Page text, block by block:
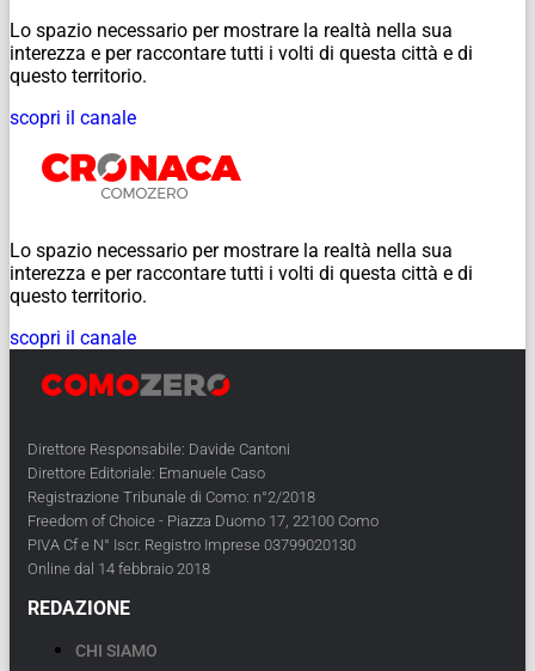
Lo spazio necessario per mostrare la realtà nella sua
interezza e per raccontare tutti i volti di questa città e di
questo territorio.
scopri il canale
Lo spazio necessario per mostrare la realtà nella sua
interezza e per raccontare tutti i volti di questa città e di
questo territorio.
scopri il canale
Direttore Responsabile: Davide Cantoni
Direttore Editoriale: Emanuele Caso
Registrazione Tribunale di Como: n°2/2018
Freedom of Choice - Piazza Duomo 17, 22100 Como
PIVA Cf e N° Iscr. Registro Imprese 03799020130
Online dal 14 febbraio 2018
REDAZIONE
CHI SIAMO